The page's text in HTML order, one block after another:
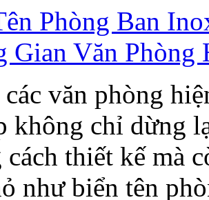
Phòng Ban
Gian Văn Phòng
văn phòng
không chỉ dừng
cách thiết kế mà
như biển tên